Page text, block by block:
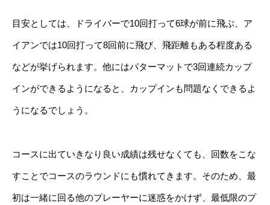
目安としては、ドライバーで10回打って6球が前に飛ぶ、ア
イアンでは10回打って8回前に飛び、飛距離もある程度ある
などが挙げられます。他にはパターマットで3回連続カップ
インができるようになると、カップインも問題なくできるよ
うになるでしょう。
コースに出ていきなり良い成績は残せなくても、回数をこな
すことでコースのラウンドにも慣れてきます。そのため、最
初は一緒に回る他のプレーヤーに迷惑をかけず、最低限のプ